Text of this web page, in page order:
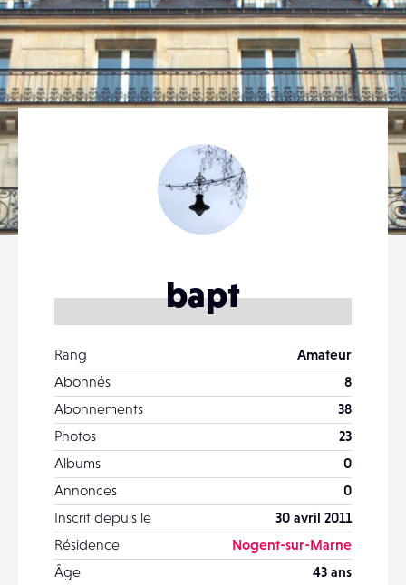
bapt
Rang
Amateur
Abonnés
8
Abonnements
38
Photos
23
Albums
0
Annonces
0
Inscrit depuis le
30 avril 2011
Résidence
Nogent-sur-Marne
Âge
43 ans